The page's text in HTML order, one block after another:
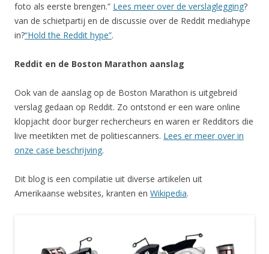
foto als eerste brengen.” Lees meer over de verslaglegging?
van de schietpartij en de discussie over de Reddit mediahype
in?“Hold the Reddit hype”.
Reddit en de Boston Marathon aanslag
Ook van de aanslag op de Boston Marathon is uitgebreid
verslag gedaan op Reddit. Zo ontstond er een ware online
klopjacht door burger rechercheurs en waren er Redditors die
live meetikten met de politiescanners. Lees er meer over in
onze case beschrijving.
Dit blog is een compilatie uit diverse artikelen uit
Amerikaanse websites, kranten en Wikipedia.